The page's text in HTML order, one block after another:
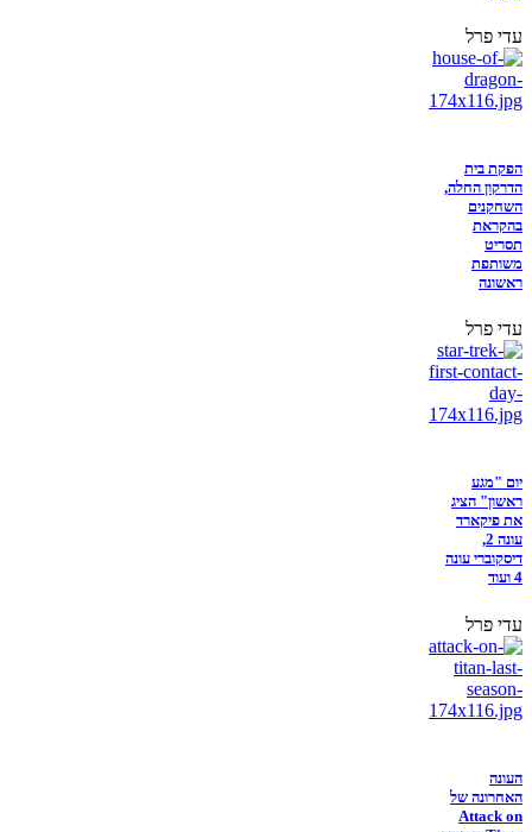
עדי פרל
הפקת בית
הדרקון החלה,
השחקנים
בהקראת
תסריט
משותפת
ראשונה
עדי פרל
יום "מגע
ראשון" הציג
את פיקארד
עונה 2,
דיסקוברי עונה
4 ועוד
עדי פרל
העונה
האחרונה של
Attack on